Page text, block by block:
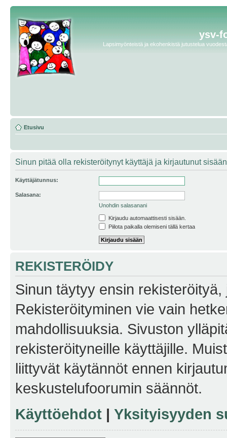
ysv-
Lapsimyönteistä ja ekohenkistä jutustelua
Etusivu
Sinun pitää olla rekisteröitynyt käyttäjä ja kirjautunut
Käyttäjätunnus:
Salasana:
Unohdin salasanani
Kirjaudu automaattisesti sisään.
Piilota paikalla olemiseni tällä kertaa
REKISTERÖIDY
Sinun täytyy ensin
Rekisteröityminen vie vain
mahdollisuuksia. Sivuston
rekisteröityneille käyttäjille.
liittyvät käytännöt ennen
keskustelufoorumin säännöt.
Käyttöehdot | Yksityisyyden